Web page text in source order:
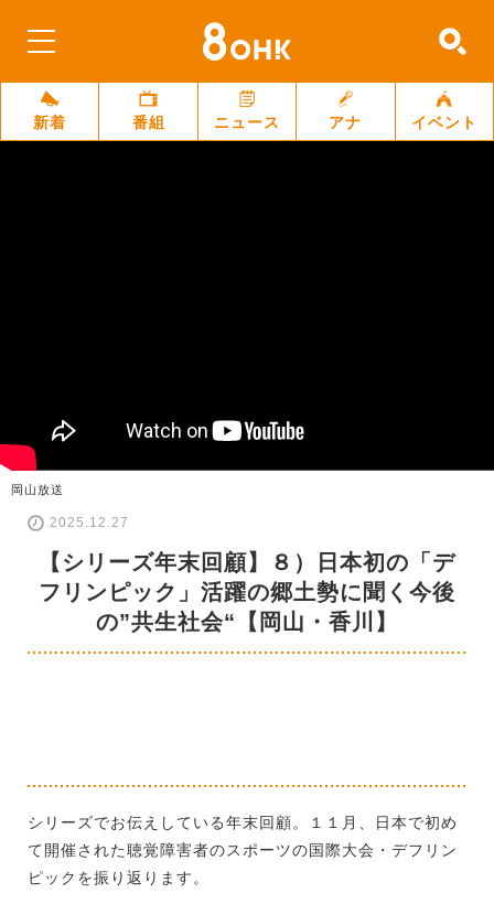
新着 番組 ニュース アナ イベント
岡山放送
2025.12.27
【シリーズ年末回顧】８）日本初の「デ
フリンピック」活躍の郷土勢に聞く今後
の”共生社会“【岡山・香川】
シリーズでお伝えしている年末回顧。１１月、日本で初め
て開催された聴覚障害者のスポーツの国際大会・デフリン
ピックを振り返ります。